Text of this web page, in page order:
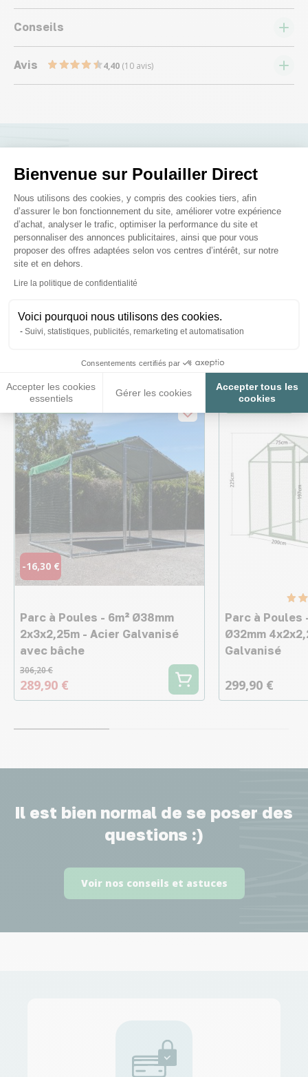
Bienvenue sur Poulailler Direct
Plateforme de Gestion du
Nous utilisons des cookies, y compris des cookies tiers, afin
d’assurer le bon fonctionnement du site, améliorer votre expérience
d’achat, analyser le trafic, optimiser la performance du site et
personnaliser des annonces publicitaires, ainsi que pour vous
proposer des offres adaptées selon vos centres d’intérêt, sur notre
site et en dehors.
Lire la politique de confidentialité
Voici pourquoi nous utilisons des cookies.
Suivi, statistiques, publicités, remarketing et automatisation
Consentements certifiés par
Accepter les cookies
essentiels
Gérer les cookies
Accepter tous les
cookies
Axeptio consent
Conseils
Avis 4,40 (10 avis)
Nous répondons à toutes vos
Posez-nous vos questions
Ces produits peuvent vous
-16,30 €
Parc à Poules - 6m² Ø38mm
2x3x2,25m - Acier Galvanisé
avec bâche
306,20 €
289,90 €
Parc à Poules
Ø32mm
Galvanisé
299,90 €
Il est bien normal de se poser des
questions :)
Voir nos conseils et astuces